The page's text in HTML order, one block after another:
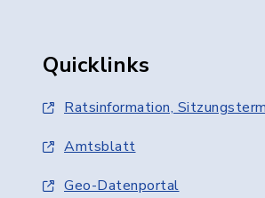
Quicklinks
Ratsinformation,
Amtsblatt
Geo-Datenportal